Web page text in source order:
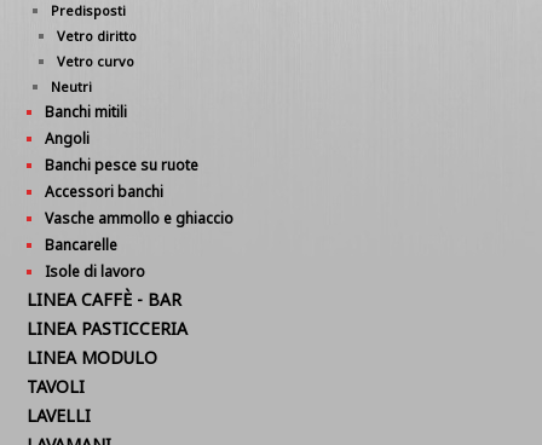
Predisposti
Vetro diritto
Vetro curvo
Neutri
Banchi mitili
Angoli
Banchi pesce su ruote
Accessori banchi
Vasche ammollo e ghiaccio
Bancarelle
Isole di lavoro
LINEA CAFFÈ - BAR
LINEA PASTICCERIA
LINEA MODULO
TAVOLI
LAVELLI